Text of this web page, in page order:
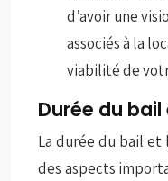
d’avoir une
associés à la
viabilité de
Durée du
La durée du bail
des aspects